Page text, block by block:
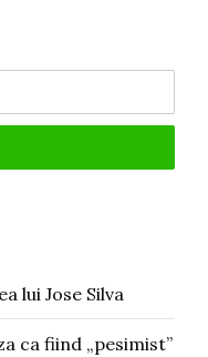
lui Jose Silva
ca fiind „pesimist”